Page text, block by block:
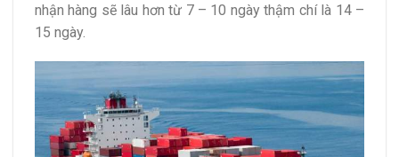
nhận hàng sẽ lâu hơn từ 7 – 10 ngày thậm chí là 14 –
15 ngày.